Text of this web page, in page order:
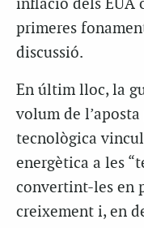
inflació dels EUA
primeres
discussió.
En últim lloc, la
volum de
tecnològica
energètica a les
convertint-les en
creixement i, en